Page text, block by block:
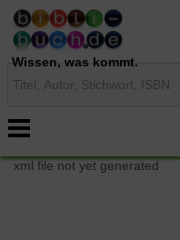
Wissen, was kommt.
fremdsprachige
Bücher
xml file not yet generated